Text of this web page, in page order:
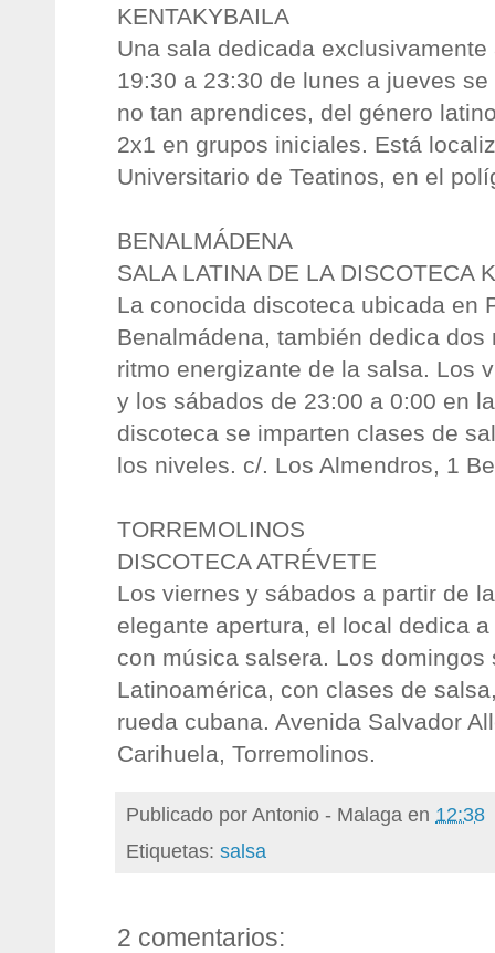
KENTAKYBAILA
Una sala dedicada
19:30 a 23:30 de lunes a jueves
no tan aprendices, del género
2x1 en grupos iniciales. Está
Universitario de Teatinos, en el
BENALMÁDENA
SALA LATINA DE LA DISCOTECA
La conocida discoteca ubicada en
Benalmádena, también dedica
ritmo energizante de la salsa. Los
y los sábados de 23:00 a 0:00 en
discoteca se imparten clases de
los niveles. c/. Los Almendros, 1
TORREMOLINOS
DISCOTECA ATRÉVETE
Los viernes y sábados a partir de
elegante apertura, el local dedica
con música salsera. Los domingos
Latinoamérica, con clases de
rueda cubana. Avenida Salvador
Carihuela, Torremolinos.
Publicado porAntonio - Malaga en 12:38
Etiquetas: salsa
2 comentarios: